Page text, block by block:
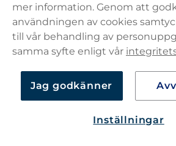
728,90 kr
mer information. Genom att
användningen av cookies
till vår behandling av
samma syfte enligt vår
Jag godkänner
Inställningar